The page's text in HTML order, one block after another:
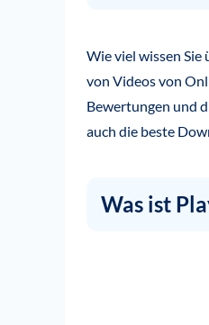
Wie viel wissen
von Videos von
Bewertungen und
auch die beste
Was ist